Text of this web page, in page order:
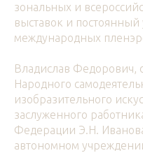
зональных и
выставок и постоянный
международных
Владислав Федорович,
Народного
изобразительного
заслуженного
Федерации Э.Н.
автономном